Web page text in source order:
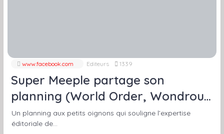
www.facebook.com Editeurs 1339
Super Meeple partage son
planning (World Order, Wondrous
Creatures, Ayar…)
Un planning aux petits oignons qui souligne l’expertise
éditoriale de…